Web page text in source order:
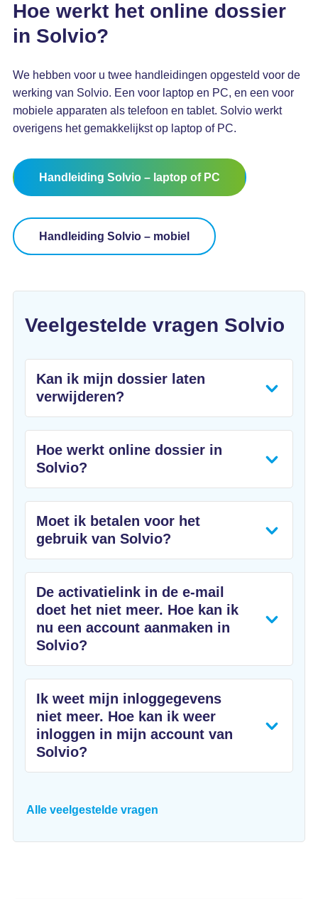
Hoe werkt het online dossier
in Solvio?
We hebben voor u twee handleidingen opgesteld voor de
werking van Solvio. Een voor laptop en PC, en een voor
mobiele apparaten als telefoon en tablet. Solvio werkt
overigens het gemakkelijkst op laptop of PC.
Handleiding Solvio – laptop of PC
Handleiding Solvio – mobiel
Veelgestelde vragen Solvio
Kan ik mijn dossier laten
verwijderen?
Hoe werkt online dossier in
Solvio?
Moet ik betalen voor het
gebruik van Solvio?
De activatielink in de e-mail
doet het niet meer. Hoe kan ik
nu een account aanmaken in
Solvio?
Ik weet mijn inloggegevens
niet meer. Hoe kan ik weer
inloggen in mijn account van
Solvio?
Alle veelgestelde vragen